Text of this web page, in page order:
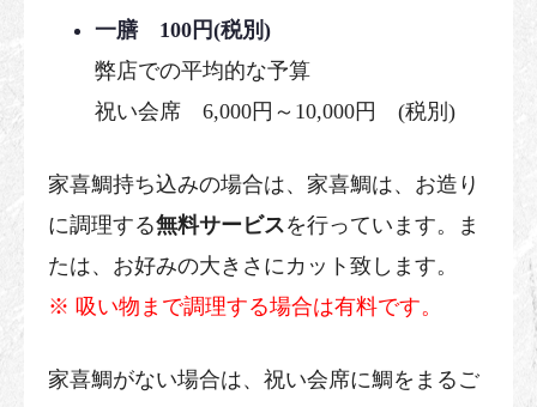
一膳 100円(税別)
弊店での平均的な予算
祝い会席 6,000円～10,000円 (税別)
家喜鯛持ち込みの場合は、家喜鯛は、お造り
に調理する無料サービスを行っています。ま
たは、お好みの大きさにカット致します。
※ 吸い物まで調理する場合は有料です。
家喜鯛がない場合は、祝い会席に鯛をまるご